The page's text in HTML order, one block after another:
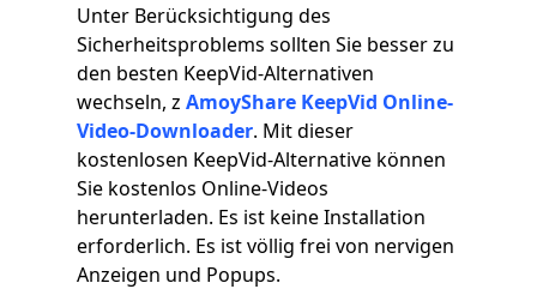
Unter Berücksichtigung des
Sicherheitsproblems sollten Sie besser zu
den besten KeepVid-Alternativen
wechseln, z AmoyShare KeepVid Online-
Video-Downloader. Mit dieser
kostenlosen KeepVid-Alternative können
Sie kostenlos Online-Videos
herunterladen. Es ist keine Installation
erforderlich. Es ist völlig frei von nervigen
Anzeigen und Popups.